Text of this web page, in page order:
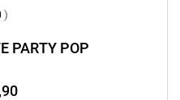
)
PARTY POP